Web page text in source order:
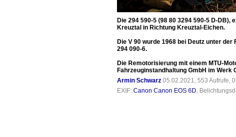
Die 294 590-5 (98 80 3294 590-5 D-
Kreuztal in Richtung Kreuztal-Eichen.
Die V 90 wurde 1968 bei Deutz unter
294 090-6.
Die Remotorisierung mit einem MTU-
Fahrzeuginstandhaltung GmbH im
Armin Schwarz 05.02.2021, 553 Aufrufe,
EXIF: Canon Canon EOS 6D,